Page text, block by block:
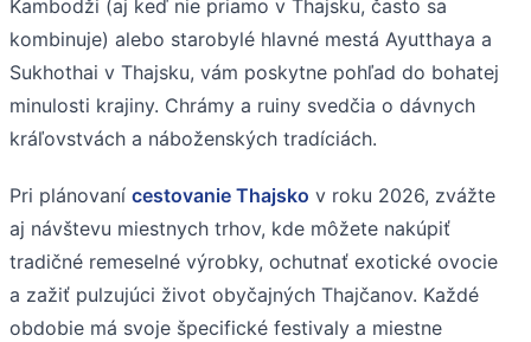
Kambodži (aj keď nie priamo v Thajsku, často sa
kombinuje) alebo starobylé hlavné mestá Ayutthaya a
Sukhothai v Thajsku, vám poskytne pohľad do bohatej
minulosti krajiny. Chrámy a ruiny svedčia o dávnych
kráľovstvách a náboženských tradíciách.
Pri plánovaní cestovanie Thajsko v roku 2026, zvážte
aj návštevu miestnych trhov, kde môžete nakúpiť
tradičné remeselné výrobky, ochutnať exotické ovocie
a zažiť pulzujúci život obyčajných Thajčanov. Každé
obdobie má svoje špecifické festivaly a miestne